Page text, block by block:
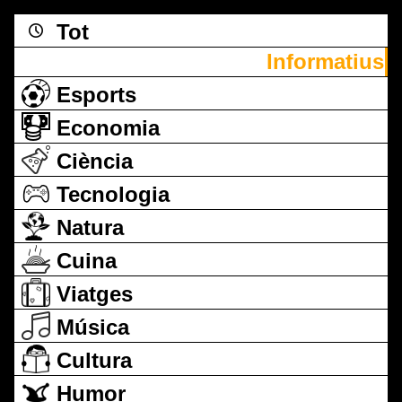
Tot
Informatius
Esports
Economia
Ciència
Tecnologia
Natura
Cuina
Viatges
Música
Cultura
Humor